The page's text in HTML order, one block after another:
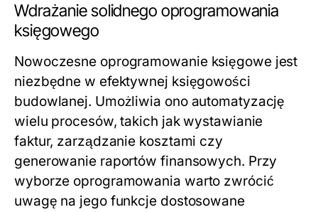
Wdrażanie solidnego oprogramowania
księgowego
Nowoczesne oprogramowanie księgowe jest
niezbędne w efektywnej księgowości
budowlanej. Umożliwia ono automatyzację
wielu procesów, takich jak wystawianie
faktur, zarządzanie kosztami czy
generowanie raportów finansowych. Przy
wyborze oprogramowania warto zwrócić
uwagę na jego funkcje dostosowane